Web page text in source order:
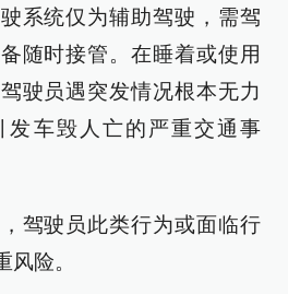
系统仅为辅助驾驶，需驾
随时接管。在睡着或使用
驶员遇突发情况根本无力
发车毁人亡的严重交通事
驾驶员此类行为或面临行
险。